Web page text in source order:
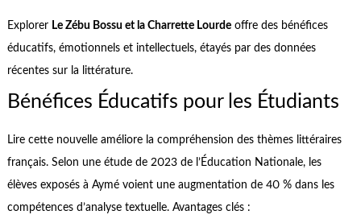
Explorer Le Zébu Bossu et la Charrette Lourdeoffre des bénéfices
éducatifs, émotionnels et intellectuels, étayés par des données
récentes sur la littérature.
Bénéfices Éducatifs pour les Étudiants
Lire cette nouvelle améliore la compréhension des thèmes littéraires
français. Selon une étude de 2023 de l’Éducation Nationale, les
élèves exposés à Aymé voient une augmentation de 40 % dans les
compétences d’analyse textuelle. Avantages clés :